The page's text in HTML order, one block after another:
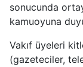
sonucunda
kamuoyuna
Vakıf üyeleri
(gazeteciler,